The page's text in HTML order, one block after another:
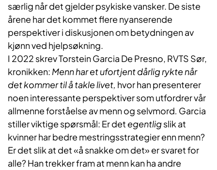
særlig når det gjelder psykiske vansker. De siste
årene har det kommet flere nyanserende
perspektiver i diskusjonen om betydningen av
kjønn ved hjelpsøkning.
I 2022 skrev Torstein Garcia De Presno, RVTS Sør,
kronikken: Menn har et ufortjent dårlig rykte når
det kommer til å takle livet, hvor han presenterer
noen interessante perspektiver som utfordrer vår
allmenne forståelse av menn og selvmord. Garcia
stiller viktige spørsmål: Er det egentligslik at
kvinner har bedre mestringsstrategier enn menn?
Er det slik at det «å snakke om det» er svaret for
alle? Han trekker fram at menn kan ha andre